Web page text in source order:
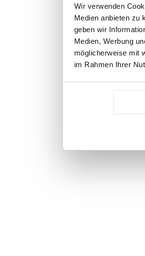
Wir verwenden
Medien anbieten zu
geben wir
Medien, Werbung
möglicherweise mit
im Rahmen Ihrer